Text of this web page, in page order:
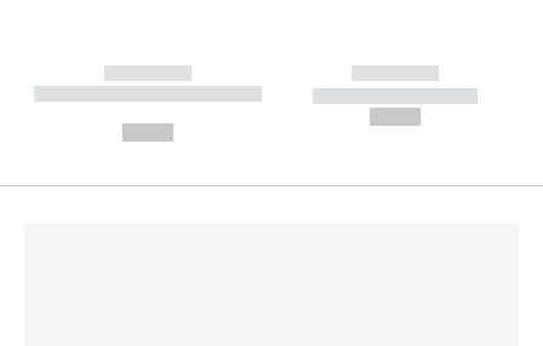
------------
----------- ----------- --------
------------
----------- -----------